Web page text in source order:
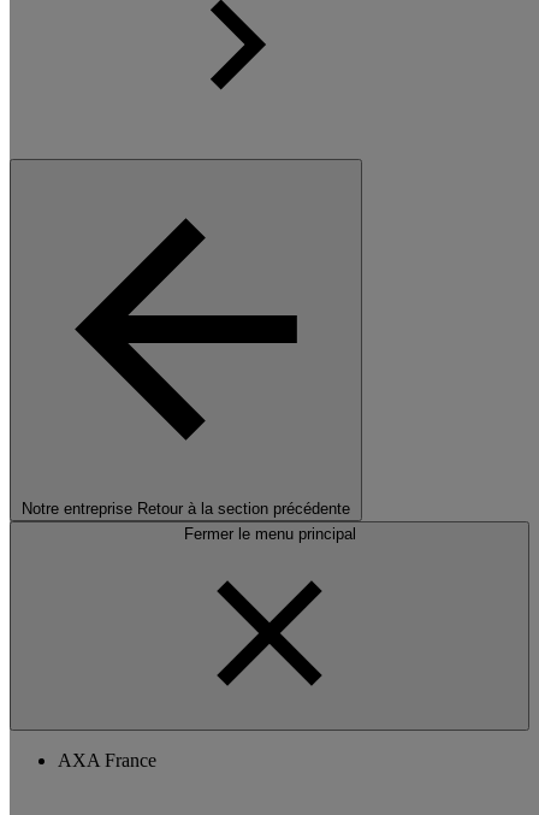
Notre entreprise Retour à la section précédente
Fermer le menu principal
AXA France